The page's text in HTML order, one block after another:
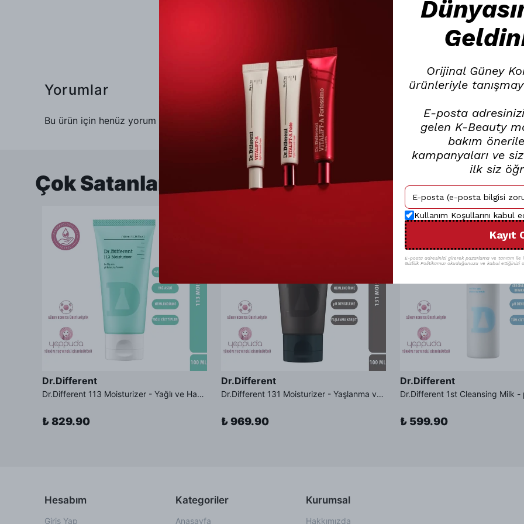
Yorumlar
Bu ürün için henüz yorum yapılmamış.
Çok Satanlar
Dr.Different
Dr.Different 113 Moisturizer - Yağlı ve Hassas Cilt Tipleri İçin Yağ Asidi İçerikli Nemlendirici Krem
₺ 829.90
Dr.Different
Dr.Different 131 Moisturizer - Yaşlanma ve Kırışıklık Karşıtı Kolesterol İçerikli Nemlendirici Krem
₺ 969.90
Dr.Different
₺ 599.90
Hesabım
Giriş Yap
Kategoriler
Anasayfa
Kurumsal
Hakkımızda
Orijinal Güney
ürünleriyle
E-posta
gelen K-Beauty
bakım
kampanyaları ve
ilk siz
Kullanım Koşullarını kabul
Kayıt
E-posta adresinizi girerek pazarlama ve tanıtım ile
Gizlilik Politikamızı okuduğunuzu ve kabul ettiğinizi